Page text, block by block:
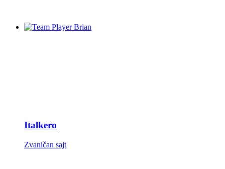
Italkero
Zvaničan sajt